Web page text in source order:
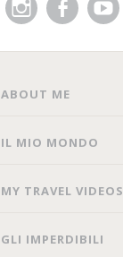
SKIP
ABOUT ME
IL MIO MONDO
MY TRAVEL VIDEOS
GLI IMPERDIBILI